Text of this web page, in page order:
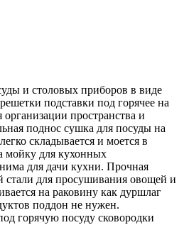
и столовых приборов в виде
подставки под горячее на
пространства и
поднос сушка для посуды на
складывается и моется в
мойку для кухонных
для дачи кухни. Прочная
для просушивания овощей и
на раковину как дуршлаг
поддон не нужен.
горячую посуду сковородки